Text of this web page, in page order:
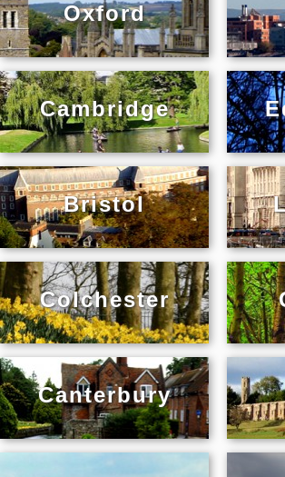
Oxford
Cambridge
Bristol
Colchester
Canterbury